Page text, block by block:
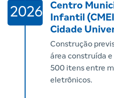
2026
Centro
Infantil
Cidade
Construção
área construída
500 itens entre
eletrônicos.